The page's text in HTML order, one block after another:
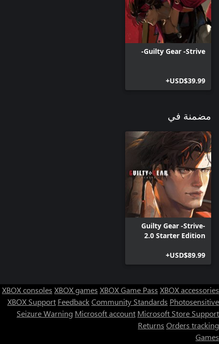
Guilty Gear -Strive-
USD$39.99+
مضمنة في
Guilty Gear -Strive-
2.0 Starter Edition
USD$89.99+
XBOX consoles XBOX games XBOX Game Pass XBOX accessories
XBOX Support FeedbackCommunity Standards Photosensitive
Seizure Warning Microsoft account Microsoft Store Support
Returns Orders tracking
Games